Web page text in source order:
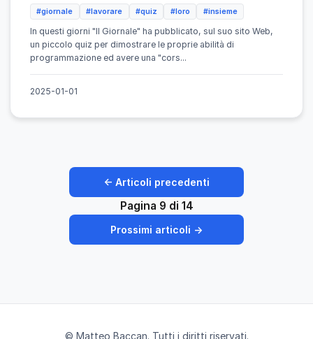
#giornale #lavorare #quiz #loro #insieme
In questi giorni "Il Giornale" ha pubblicato, sul suo sito Web,
un piccolo quiz per dimostrare le proprie abilità di
programmazione ed avere una "cors...
2025-01-01
← Articoli precedenti
Pagina 9 di 14
Prossimi articoli →
© Matteo Baccan. Tutti i diritti riservati.